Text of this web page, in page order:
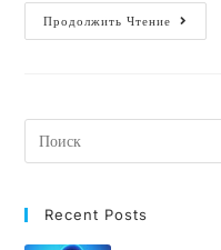
Продолжить Чтение
Что
Такое
Recent Posts